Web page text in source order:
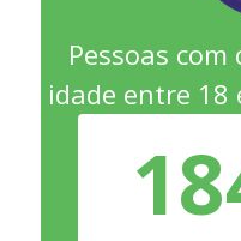
Pessoas
idade entre 18